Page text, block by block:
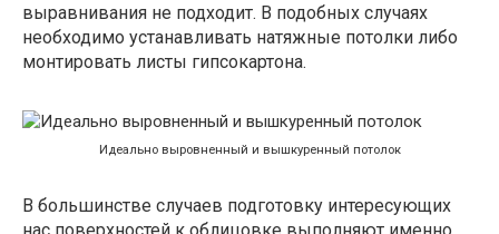
выравнивания не подходит. В подобных случаях
необходимо устанавливать натяжные потолки либо
монтировать листы гипсокартона.
Идеально выровненный и вышкуренный потолок
В большинстве случаев подготовку интересующих
нас поверхностей к облицовке выполняют именно